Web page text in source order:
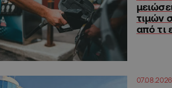
τιμών
από τι